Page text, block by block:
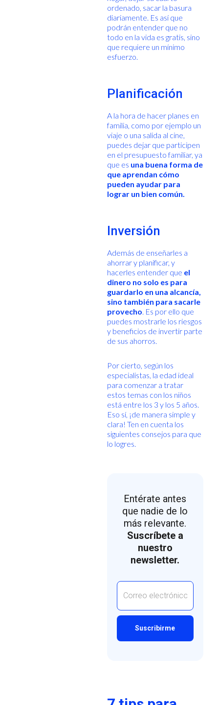
ordenado, sacar la basura
diariamente. Es así que
podrán entender que no
todo en la vida es gratis, sino
que requiere un mínimo
esfuerzo.
Planificación
A la hora de hacer planes en
familia, como por ejemplo un
viaje o una salida al cine,
puedes dejar que participen
en el presupuesto familiar, ya
que es una buena forma de
que aprendan cómo
pueden ayudar para
lograr un bien común.
Inversión
Además de enseñarles a
ahorrar y planificar, y
hacerles entender que el
dinero no solo es para
guardarlo en una alcancía,
sino también para sacarle
provecho. Es por ello que
puedes mostrarle los riesgos
y beneficios de invertir parte
de sus ahorros.
Por cierto, según los
especialistas, la edad ideal
para comenzar a tratar
estos temas con los niños
está entre los 3 y los 5 años.
Eso sí, ¡de manera simple y
clara! Ten en cuenta los
siguientes consejos para que
lo logres.
Entérate antes
que nadie de lo
más relevante.
Suscríbete a
nuestro
newsletter.